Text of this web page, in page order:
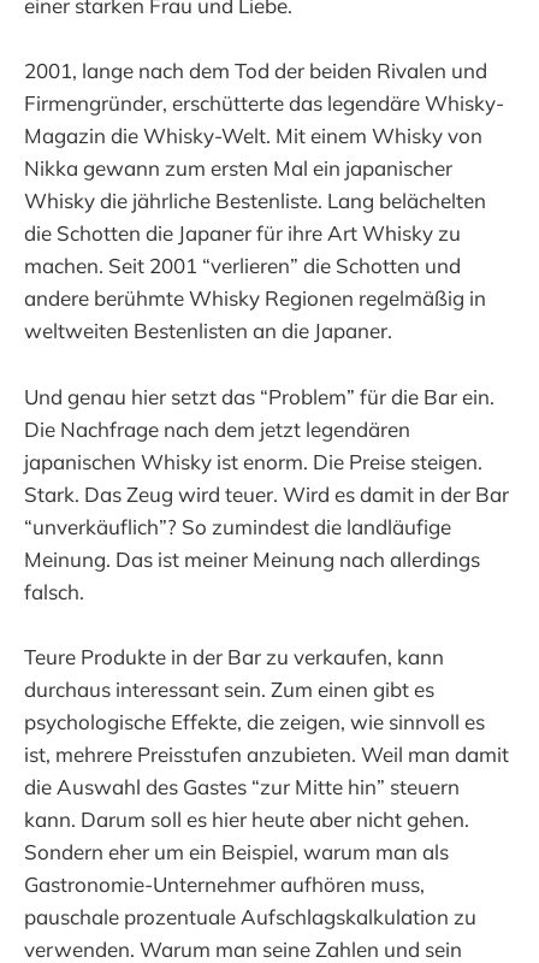
einer starken Frau und Liebe.
2001, lange nach dem Tod der beiden Rivalen und
Firmengründer, erschütterte das legendäre Whisky-
Magazin die Whisky-Welt. Mit einem Whisky von
Nikka gewann zum ersten Mal ein japanischer
Whisky die jährliche Bestenliste. Lang belächelten
die Schotten die Japaner für ihre Art Whisky zu
machen. Seit 2001 “verlieren” die Schotten und
andere berühmte Whisky Regionen regelmäßig in
weltweiten Bestenlisten an die Japaner.
Und genau hier setzt das “Problem” für die Bar ein.
Die Nachfrage nach dem jetzt legendären
japanischen Whisky ist enorm. Die Preise steigen.
Stark. Das Zeug wird teuer. Wird es damit in der Bar
“unverkäuflich”? So zumindest die landläufige
Meinung. Das ist meiner Meinung nach allerdings
falsch.
Teure Produkte in der Bar zu verkaufen, kann
durchaus interessant sein. Zum einen gibt es
psychologische Effekte, die zeigen, wie sinnvoll es
ist, mehrere Preisstufen anzubieten. Weil man damit
die Auswahl des Gastes “zur Mitte hin” steuern
kann. Darum soll es hier heute aber nicht gehen.
Sondern eher um ein Beispiel, warum man als
Gastronomie-Unternehmer aufhören muss,
pauschale prozentuale Aufschlagskalkulation zu
verwenden. Warum man seine Zahlen und sein